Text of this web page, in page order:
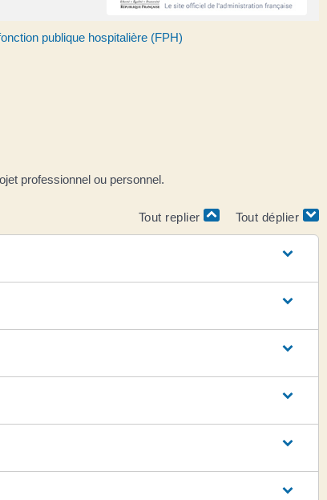
publique hospitalière (FPH)
professionnel ou personnel.
Tout replier Tout déplier